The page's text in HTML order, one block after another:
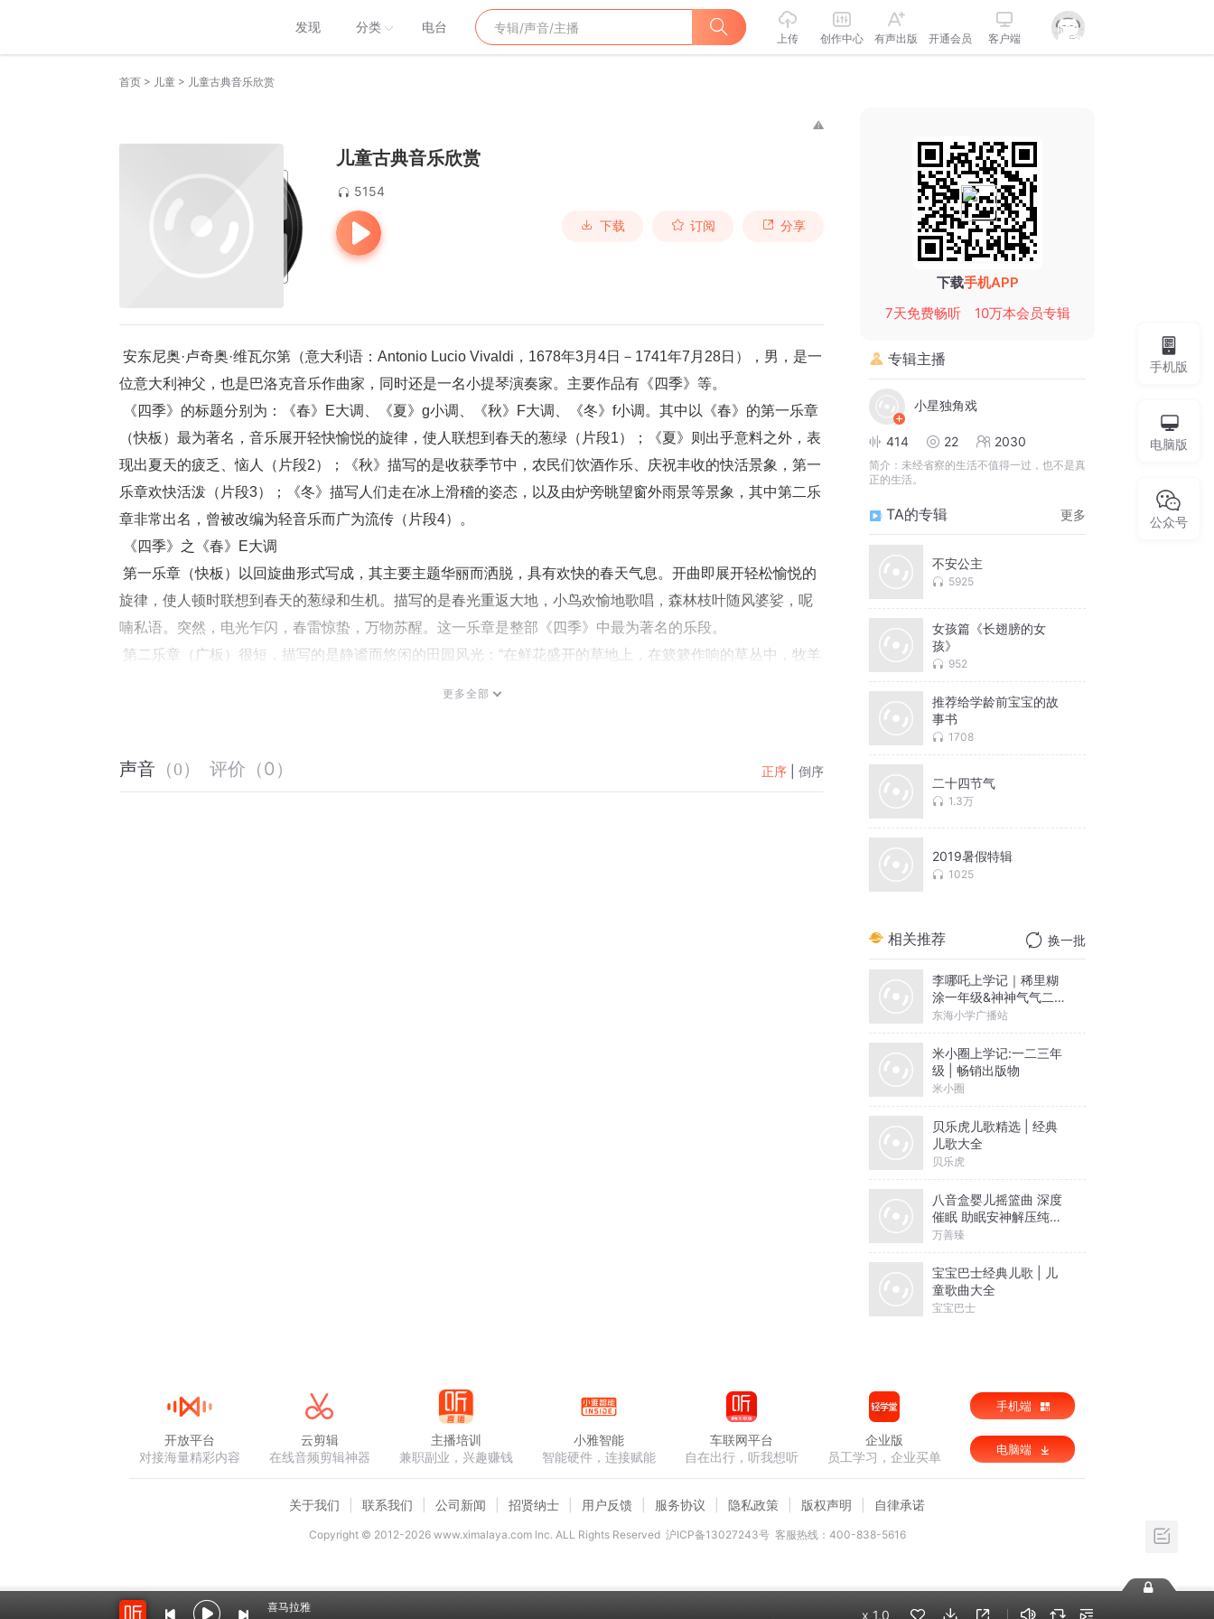
发现 分类 电台
上传 创作中心 有声出版 开通会员 客户端
首页 > 儿童 > 儿童古典音乐欣赏
儿童古典音乐欣赏
5154
下载 订阅 分享
位意大利神父，也是巴洛克音乐作曲家，同时还是一名小提琴演奏家。主要作品有《四季》等。
（快板）最为著名，音乐展开轻快愉悦的旋律，使人联想到春天的葱绿（片段1）；《夏》则出乎意料之外，表
现出夏天的疲乏、恼人（片段2）；《秋》描写的是收获季节中，农民们饮酒作乐、庆祝丰收的快活景象，第一
乐章欢快活泼（片段3）；《冬》描写人们走在冰上滑稽的姿态，以及由炉旁眺望窗外雨景等景象，其中第二乐
章非常出名，曾被改编为轻音乐而广为流传（片段4）。
《四季》之《春》E大调
旋律，使人顿时联想到春天的葱绿和生机。描写的是春光重返大地，小鸟欢愉地歌唱，森林枝叶随风婆娑，呢
喃私语。突然，电光乍闪，春雷惊蛰，万物苏醒。这一乐章是整部《四季》中最为著名的乐段。
歌般地唱了起来。
更多全部
声音 （0） 评价 （0 ） 正序 倒序
下载手机APP
7天免费畅听
10万本会员专辑
专辑主播
小星独角戏
414 22 2030
简介： 未经省察的生活不值得一过，也不是真
正的生活。
TA的专辑 更多
不安公主
5925
女孩篇《长翅膀的女
孩》
952
推荐给学龄前宝宝的故
事书
1708
二十四节气
1.3万
2019暑假特辑
1025
相关推荐 换一批
李哪吒上学记｜稀里糊
涂一年级&神神气气二年
级
东海小学广播站
米小圈上学记:一二三年
级 | 畅销出版物
米小圈
贝乐虎儿歌精选 | 经典
儿歌大全
贝乐虎
八音盒婴儿摇篮曲 深度
催眠 助眠安神解压纯音
乐
万善臻
宝宝巴士经典儿歌 | 儿
童歌曲大全
宝宝巴士
手机版
电脑版
公众号
喜马拉雅
x 1.0
开放平台
对接海量精彩内容
云剪辑
在线音频剪辑神器
主播培训
兼职副业，兴趣赚钱
小雅智能
智能硬件，连接赋能
车联网平台
自在出行，听我想听
企业版
员工学习，企业买单
手机端
电脑端
关于我们 联系我们 公司新闻 招贤纳士 用户反馈 服务协议 隐私政策 版权声明 自律承诺
Copyright © 2012-2026www.ximalaya.com lnc. ALL Rights Reserved 沪ICP备13027243号 客服热线：400-838-5616